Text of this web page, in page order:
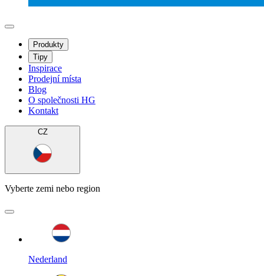
Produkty
Tipy
Inspirace
Prodejní místa
Blog
O společnosti HG
Kontakt
CZ
Vyberte zemi nebo region
Nederland